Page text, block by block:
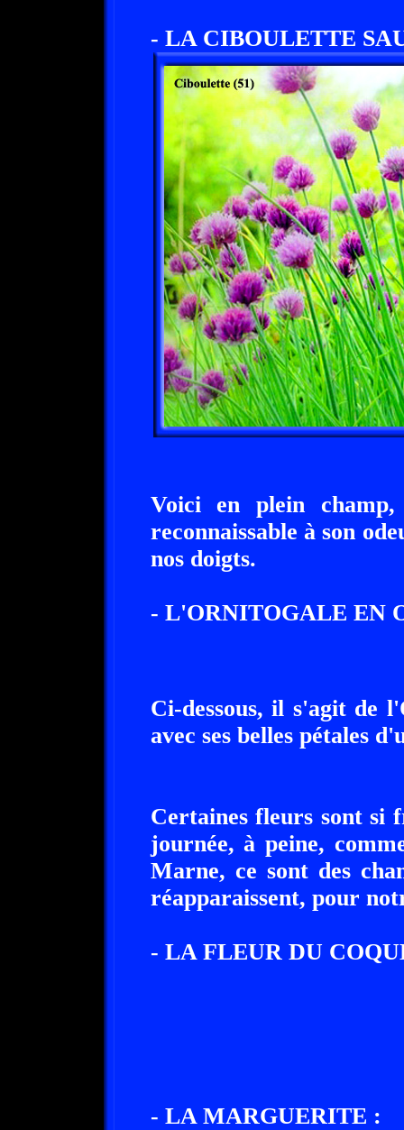
- LA CIBOULETTE
Voici en plein
reconnaissable à son
nos doigts.
- L'ORNITOGALE EN
Ci-dessous, il s'agit de
avec ses belles pétales
Certaines fleurs sont si
journée, à peine,
Marne, ce sont des
réapparaissent, pour
- LA FLEUR DU
- LA MARGUERITE :